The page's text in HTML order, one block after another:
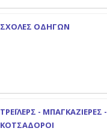
ΣΧΟΛΕΣ ΟΔΗΓΩΝ
ΤΡΕΪΛΕΡΣ - ΜΠΑΓΚΑΖΙΕΡΕΣ -
ΚΟΤΣΑΔΟΡΟΙ